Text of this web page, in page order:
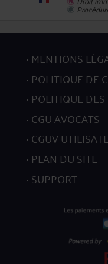
MENTIONS
POLITIQUE DE
POLITIQUE
CGU AVOCATS
CGUV
PLAN DU SITE
SUPPORT